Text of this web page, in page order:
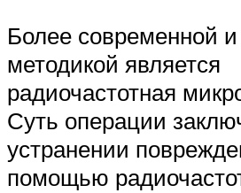
Более современной
методикой является
радиочастотная
Суть операции
устранении
помощью